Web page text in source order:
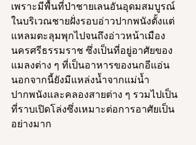
เพราะมีพื้นที่ป่าชายเลนอันอุดมสมบูรณ์
ในบริเวณชายฝั่งรอบอ่าวปากพนังตั้งแต่
แหลมตะลุมพุกไปจนถึงอ่าวหน้าเมือง
นครศรีธรรมราช ซึ่งเป็นที่อยู่อาศัยของ
แมลงต่าง ๆ ที่เป็นอาหารของนกอีแอ่น
นอกจากนี้ยังมีแหล่งน้ำจากแม่น้ำ
ปากพนังและคลองสายต่าง ๆ รวมไปเป็น
ที่ราบเปิดโล่งซึ่งเหมาะต่อการอาศัยเป็น
อย่างมาก